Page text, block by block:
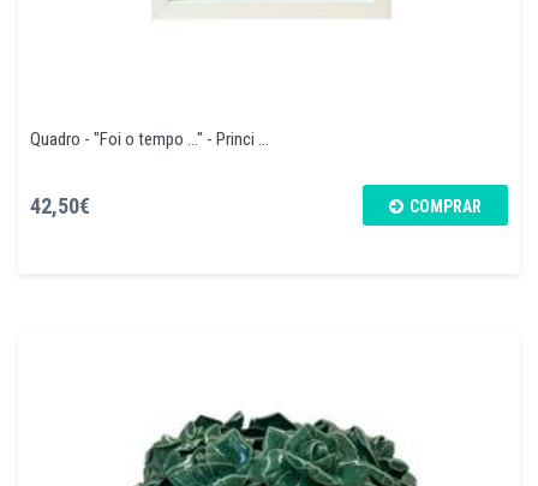
Quadro - "Foi o tempo ..." - Princi ...
42,50€ COMPRAR